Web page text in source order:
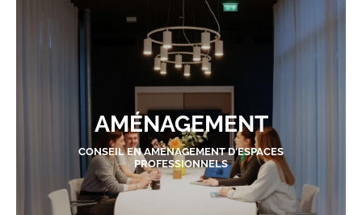
AMÉNAGEMENT
CONSEIL EN AMÉNAGEMENT D'ESPACES
PROFESSIONNELS